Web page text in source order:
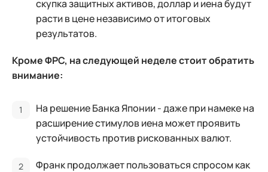
скупка защитных активов, доллар и иена будут
расти в цене независимо от итоговых
результатов.
Кроме ФРС, на следующей неделе стоит обратить
внимание:
На решение Банка Японии - даже при намеке на
расширение стимулов иена может проявить
устойчивость против рискованных валют.
Франк продолжает пользоваться спросом как